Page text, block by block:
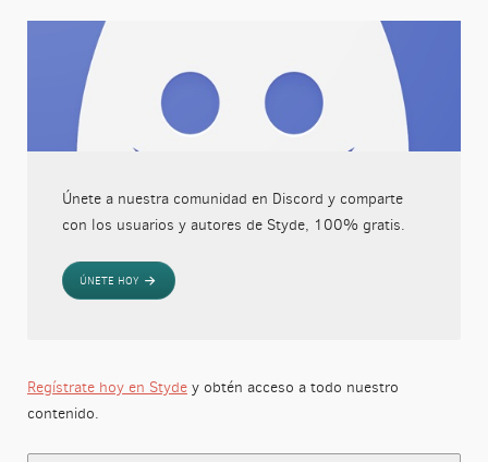
Únete a nuestra comunidad en Discord y comparte
con los usuarios y autores de Styde, 100% gratis.
ÚNETE HOY
Regístrate hoy en Stydey obtén acceso a todo nuestro
contenido.